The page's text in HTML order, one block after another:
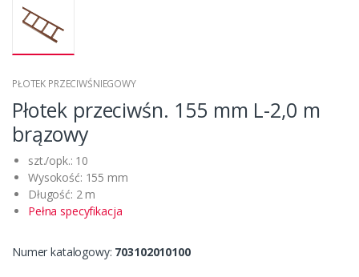
PŁOTEK PRZECIWŚNIEGOWY
Płotek przeciwśn. 155 mm L-2,0 m
brązowy
szt./opk.: 10
Wysokość: 155 mm
Długość: 2 m
Pełna specyfikacja
Numer katalogowy: 703102010100